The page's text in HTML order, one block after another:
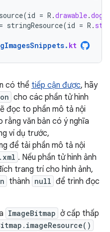
(id = R .drawable.dog
= stringResource(id = R .
. kt
có thể tiếp cận được, hãy
cho các phần tử hình
đọc to phần mô tả nội
rằng văn bản có ý nghĩa
ví dụ trước,
để tải phần mô tả nội
. Nếu phần tử hình ảnh
trang trí cho hình ảnh,
thành null để trình đọc
ImageBitmap ở cấp thấp